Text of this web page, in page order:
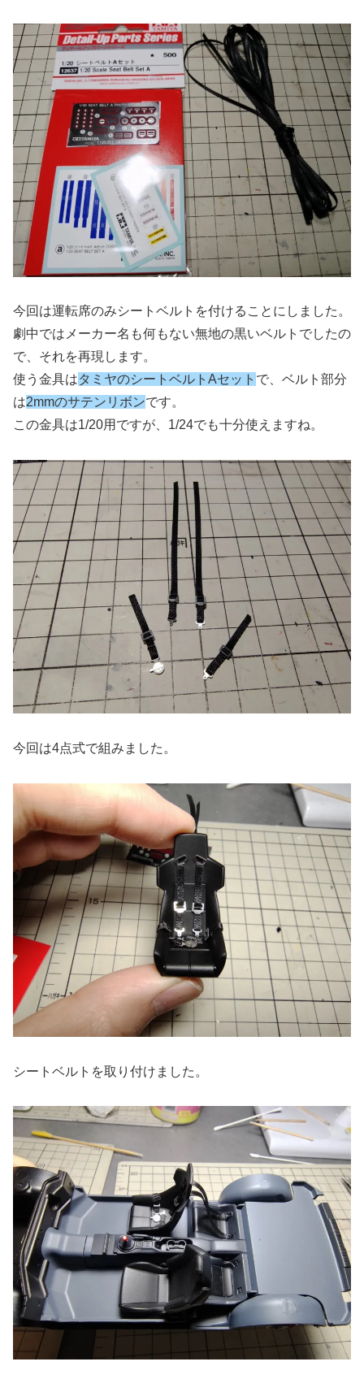
今回は運転席のみシートベルトを付けることにしました。
劇中ではメーカー名も何もない無地の黒いベルトでしたの
で、それを再現します。
使う金具はタミヤのシートベルトAセット で、ベルト部分
は2mmのサテンリボンです。
この金具は1/20用ですが、1/24でも十分使えますね。
今回は4点式で組みました。
シートベルトを取り付けました。